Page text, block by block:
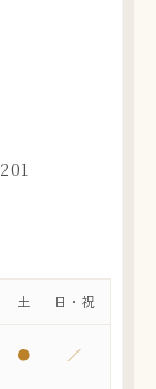
土 日・祝
● ／